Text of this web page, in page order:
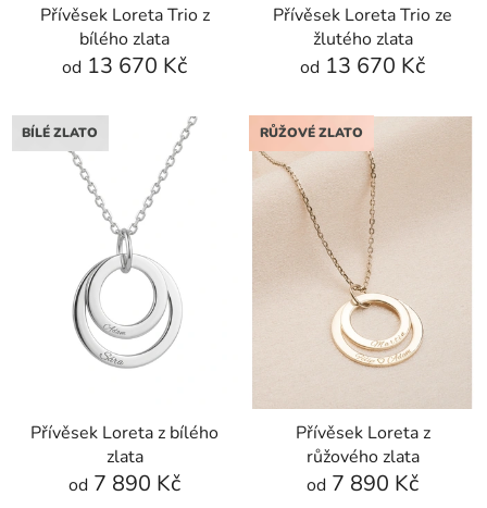
ů
Přívěsek Loreta Trio z
bílého zlata
od 13 670 Kč
Přívěsek Loreta Trio ze
žlutého zlata
od 13 670 Kč
BÍLÉ ZLATO
Přívěsek Loreta z bílého
zlata
od 7 890 Kč
RŮŽOVÉ ZLATO
Přívěsek Loreta z
růžového zlata
od 7 890 Kč